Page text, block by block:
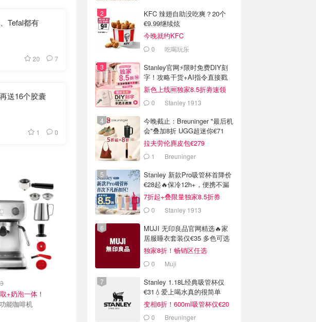
Tefal都有
20 7
送16个胶囊
1 0
+奶泡一体！
多功能咖啡机
KFC 辣翅自助没吃爽？20个
€9.99继续炫
今晚就约KFC
0 吃喝玩乐
Stanley官网⚡️限时免费DIY刻
字！攻略干货+AI指令直接戳
新色上线🆓独家8.5折劵速领
0 Stanley 1913
今晚截止：Breuninger "最后机
会"叠加8折 UGG超迷你€71
拉夫劳伦麂皮包€279
1 Breuninger
Stanley 新款Pro吸管杯首降价
€28起🔥保冷12h+，便携不漏
水
7折起+叠限量独家8.5折券
0 Stanley 1913
MUJI 无印良品官网精选🔥家
居服睡衣套装仅€35 多色可选
独家8折！畅销区任选
0 Muji
Stanley 1.18L经典吸管杯仅
€31💧爱上喝水真的很简单
变相6折！600ml吸管杯仅€20
0 Breuninger